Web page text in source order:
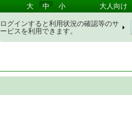
大 中 小 大人向け
ログインすると利用状況の確認等のサ
ービスを利用できます。